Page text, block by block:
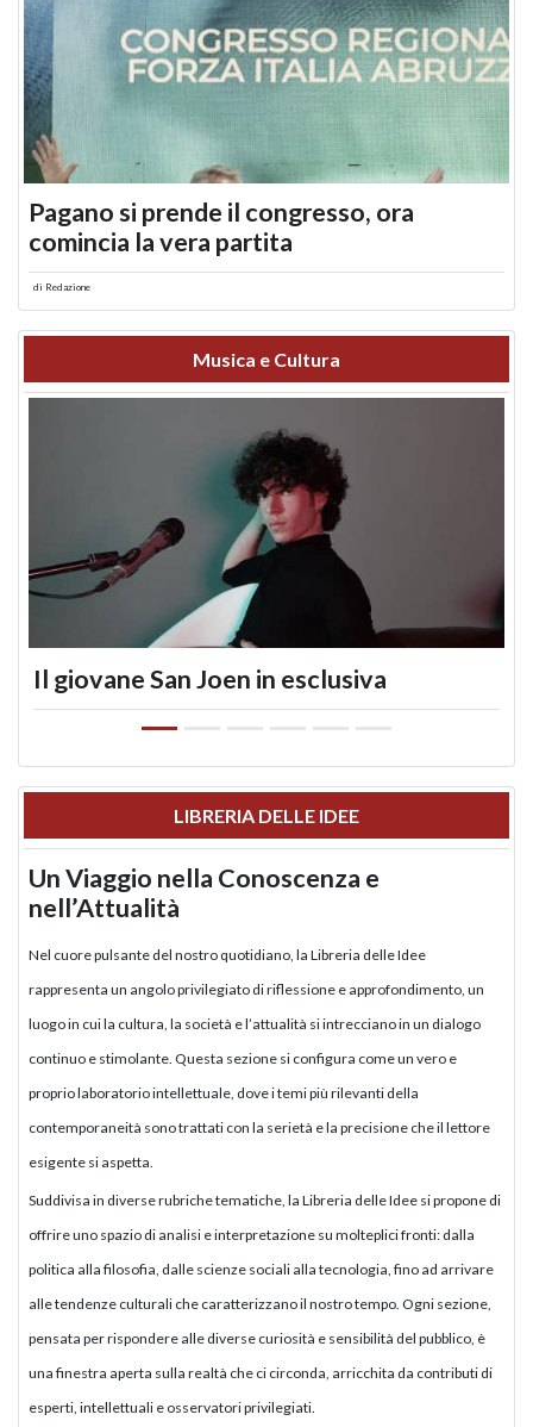
Pagano si prende il congresso, ora
comincia la vera partita
di Redazione
Musica e Cultura
Il giovane San Joen in esclusiva
LIBRERIA DELLE IDEE
Un Viaggio nella Conoscenza e
nell’Attualità
Nel cuore pulsante del nostro quotidiano, la Libreria delle Idee
rappresenta un angolo privilegiato di riflessione e approfondimento, un
luogo in cui la cultura, la società e l’attualità si intrecciano in un dialogo
continuo e stimolante. Questa sezione si configura come un vero e
proprio laboratorio intellettuale, dove i temi più rilevanti della
contemporaneità sono trattati con la serietà e la precisione che il lettore
esigente si aspetta.
Suddivisa in diverse rubriche tematiche, la Libreria delle Idee si propone di
offrire uno spazio di analisi e interpretazione su molteplici fronti: dalla
politica alla filosofia, dalle scienze sociali alla tecnologia, fino ad arrivare
alle tendenze culturali che caratterizzano il nostro tempo. Ogni sezione,
pensata per rispondere alle diverse curiosità e sensibilità del pubblico, è
una finestra aperta sulla realtà che ci circonda, arricchita da contributi di
esperti, intellettuali e osservatori privilegiati.